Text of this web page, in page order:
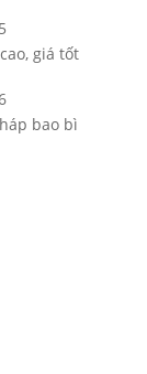
giá tốt
bao bì